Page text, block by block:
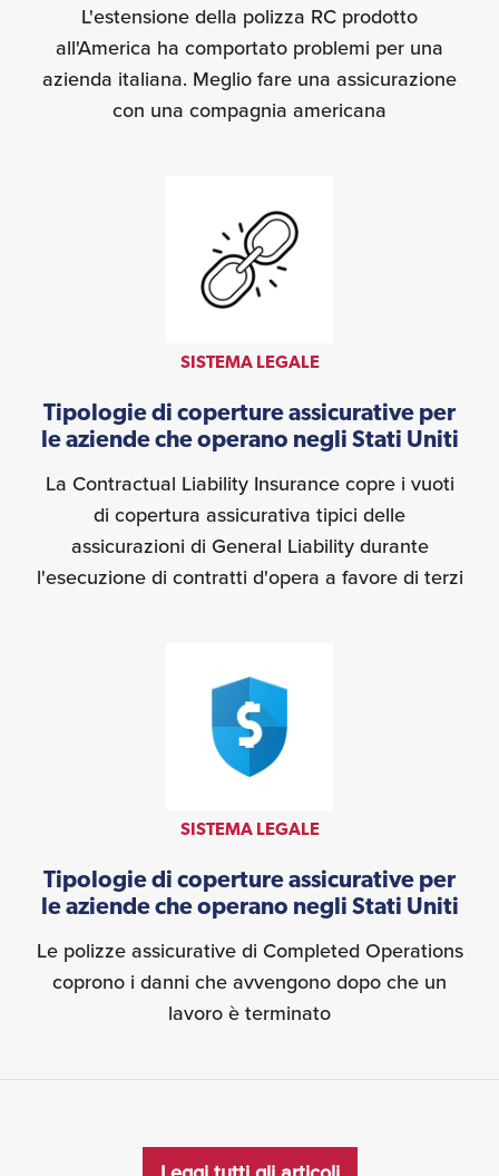
L'estensione della polizza RC prodotto
all'America ha comportato problemi per una
azienda italiana. Meglio fare una assicurazione
con una compagnia americana
SISTEMA LEGALE
Tipologie di coperture assicurative per
le aziende che operano negli Stati Uniti
La Contractual Liability Insurance copre i vuoti
di copertura assicurativa tipici delle
assicurazioni di General Liability durante
l'esecuzione di contratti d'opera a favore di terzi
SISTEMA LEGALE
Tipologie di coperture assicurative per
le aziende che operano negli Stati Uniti
Le polizze assicurative di Completed Operations
coprono i danni che avvengono dopo che un
lavoro è terminato